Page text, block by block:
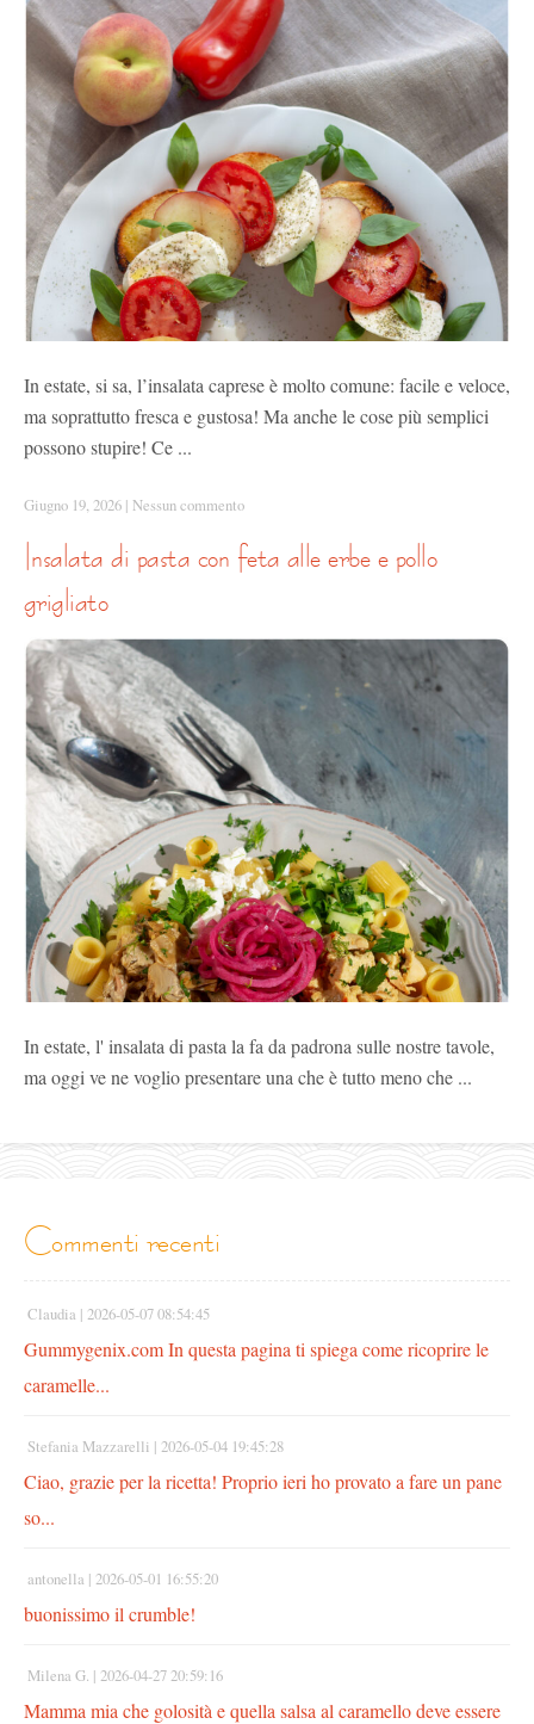
In estate, si sa, l’insalata caprese è molto comune: facile e veloce,
ma soprattutto fresca e gustosa! Ma anche le cose più semplici
possono stupire! Ce ...
Giugno 19, 2026 | Nessun commento
insalata di pasta con feta alle erbe e pollo
grigliato
In estate, l' insalata di pasta la fa da padrona sulle nostre tavole,
ma oggi ve ne voglio presentare una che è tutto meno che ...
commenti recenti
Claudia | 2026-05-07 08:54:45
Gummygenix.com In questa pagina ti spiega come ricoprire le
caramelle...
Stefania Mazzarelli | 2026-05-04 19:45:28
Ciao, grazie per la ricetta! Proprio ieri ho provato a fare un pane
so...
antonella | 2026-05-01 16:55:20
buonissimo il crumble!
Milena G. | 2026-04-27 20:59:16
Mamma mia che golosità e quella salsa al caramello deve essere